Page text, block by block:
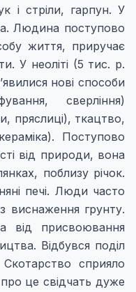
i стрiли, гарпун. У
Людина поступово
життя, приручає
У неоліті (5 тис. р.
нові способи
сверління)
пряслицi), ткацтво,
Поступово
вiд природи, вона
поблизу рiчок.
печi. Люди часто
виснаження грунту.
вiд присвоювання
Відбувся подiл
сприяло
це свiдчать дуже